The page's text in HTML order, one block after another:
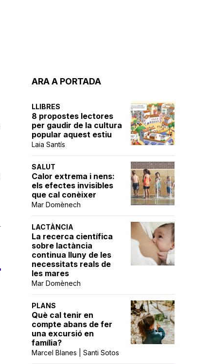
ARA A PORTADA
LLIBRES
8 propostes lectores
per gaudir de la cultura
popular aquest estiu
Laia Santís
SALUT
Calor extrema i nens:
els efectes invisibles
que cal conèixer
Mar Domènech
LACTÀNCIA
La recerca científica
sobre lactància
continua lluny de les
necessitats reals de
les mares
Mar Domènech
PLANS
Què cal tenir en
compte abans de fer
una excursió en
família?
Marcel Blanes | Santi Sotos